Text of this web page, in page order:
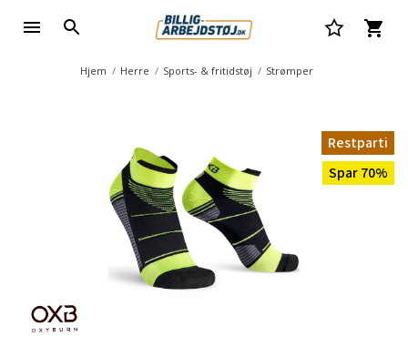
Hjem Herre Sports- & fritidstøj Strømper
Restparti
Spar 70%